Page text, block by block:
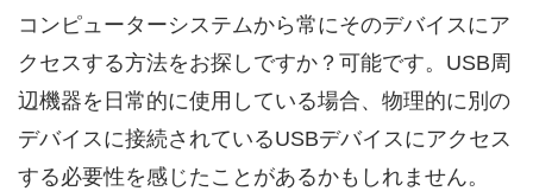
コンピューターシステムから常にそのデバイスにア
クセスする方法をお探しですか？可能です。USB周
辺機器を日常的に使用している場合、物理的に別の
デバイスに接続されているUSBデバイスにアクセス
する必要性を感じたことがあるかもしれません。